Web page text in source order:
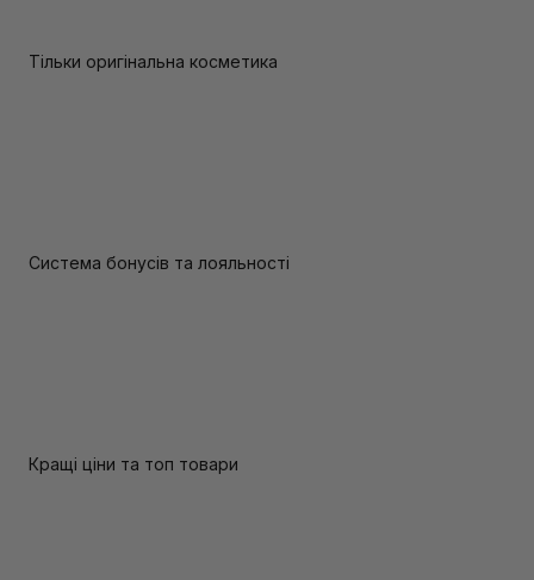
Тільки оригінальна косметика
Система бонусів та лояльності
Кращі ціни та топ товари